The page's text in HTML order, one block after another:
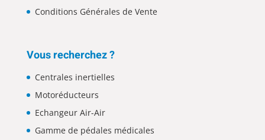
Conditions Générales de Vente
Vous recherchez ?
Centrales inertielles
Motoréducteurs
Echangeur Air-Air
Gamme de pédales médicales